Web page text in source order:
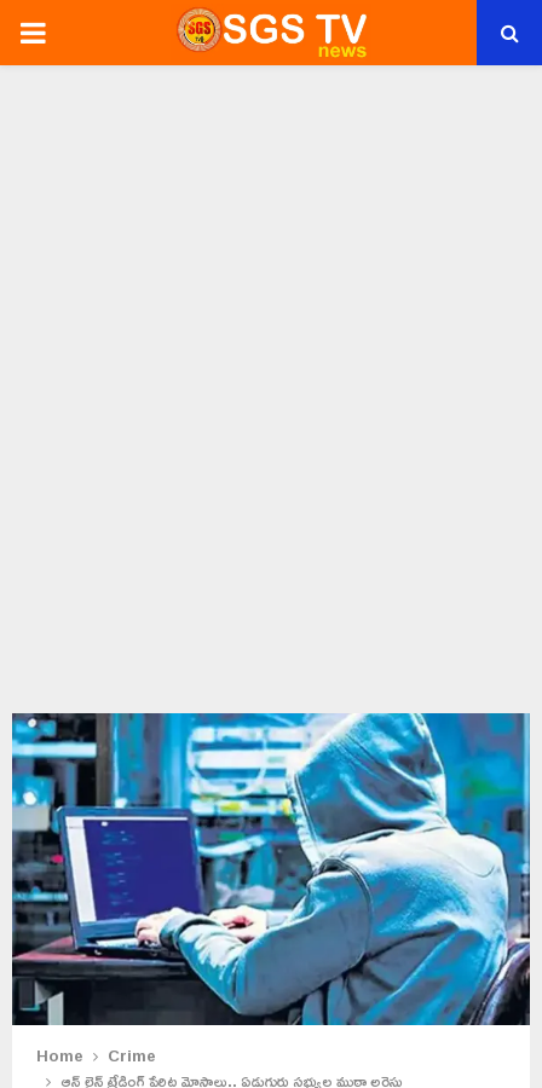
PRIMARY
Home
Crime
ఆన్ లైన్ ట్రేడింగ్ పేరిట మోసాలు.. ఏడుగురు సభ్యుల ముఠా అరెస్టు